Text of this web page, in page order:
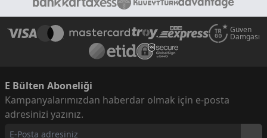
Güven
Damgası
E Bülten Aboneliği
Kampanyalarımızdan haberdar olmak için e-posta
adresinizi yazınız.